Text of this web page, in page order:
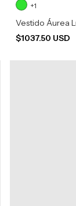
+1
Vestido Áurea
$1037.50 USD